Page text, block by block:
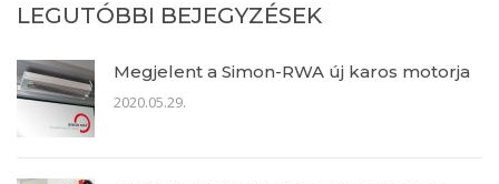
LEGUTÓBBI BEJEGYZÉSEK
Megjelent a Simon-RWA új karos motorja
2020.05.29.